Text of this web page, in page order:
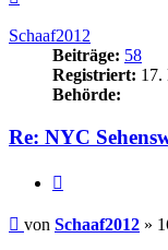
Schaaf2012
Beiträge: 58
Registriert: 17.
Behörde:
Re: NYC
Beitrag
von Schaaf2012 »